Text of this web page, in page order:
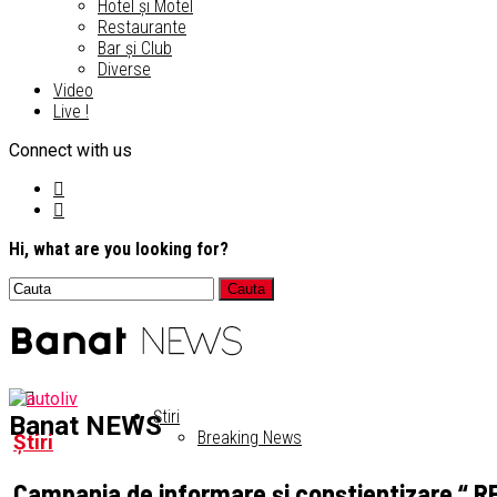
Hotel și Motel
Restaurante
Bar și Club
Diverse
Video
Live !
Connect with us
Hi, what are you looking for?
Banat NEWSȘtiri
Breaking News
Știri